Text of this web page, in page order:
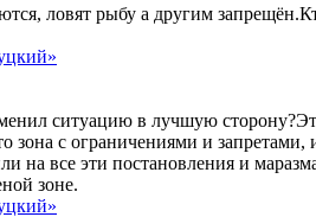
ловят рыбу а другим
ситуацию в лучшую
зона с ограничениями и
на все эти постановления и
зоне.